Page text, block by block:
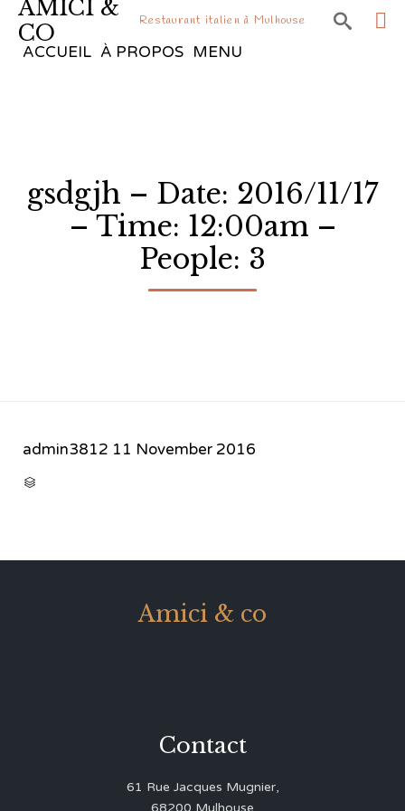
AMICI &
CO
Restaurant italien à Mulhouse 
ACCUEIL À PROPOS MENU
gsdgjh – Date: 2016/11/17
– Time: 12:00am –
People: 3
admin3812 11 November 2016

Amici & co
Contact
61 Rue Jacques Mugnier,